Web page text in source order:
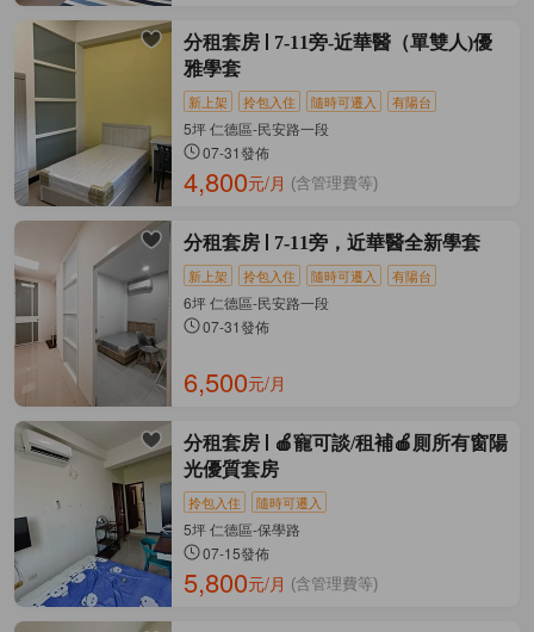
分租套房
7-11旁-近華醫（單雙人)優
雅學套
新上架 拎包入住 隨時可遷入 有陽台
5坪 仁德區-民安路一段
07-31發佈
4,800元/月 (含管理費等)
分租套房 7-11旁，近華醫全新學套
新上架 拎包入住 隨時可遷入 有陽台
6坪 仁德區-民安路一段
07-31發佈
6,500元/月
分租套房
🍎寵可談/租補🍎厠所有窗陽
光優質套房
拎包入住 隨時可遷入
5坪 仁德區-保學路
07-15發佈
5,800元/月 (含管理費等)